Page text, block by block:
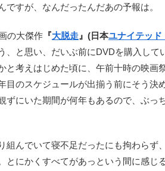
すが、なんだったんだあの予報は。
の大傑作 『大脱走 』(日本ユナイテッド
、と思い、だいぶ前にDVDを購入して
考えはじめた頃に、午前十時の映画
目のスケジュールが出揃う前にそう決
にいた期間が何年もあるので、ぶっ
んでいて寝不足だったにも拘わらず
とにかくすべてがあっという間に感じ